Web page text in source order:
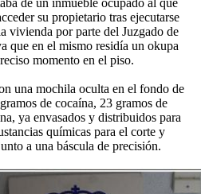
de un inmueble ocupado al que
su propietario tras ejecutarse
vivienda por parte del Juzgado de
que en el mismo residía un okupa
momento en el piso.
una mochila oculta en el fondo de
de cocaína, 23 gramos de
ya envasados y distribuidos para
químicas para el corte y
a una báscula de precisión.